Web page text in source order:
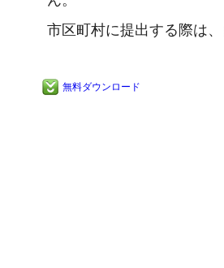
市区町村に提出する際は
無料ダウンロード